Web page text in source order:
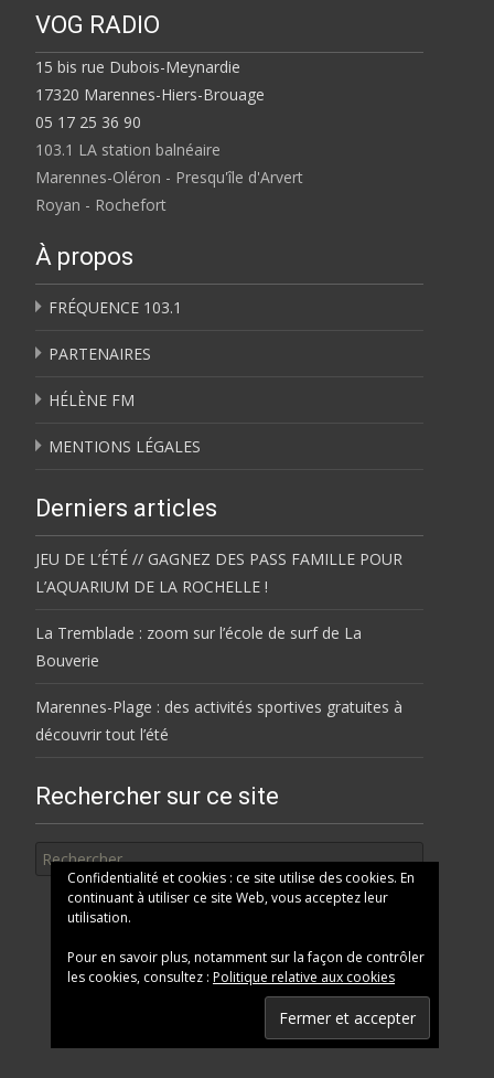
VOG RADIO
15 bis rue Dubois-Meynardie
17320 Marennes-Hiers-Brouage
05 17 25 36 90
103.1 LA station balnéaire
Marennes-Oléron - Presqu'île d'Arvert
Royan - Rochefort
À propos
FRÉQUENCE 103.1
PARTENAIRES
HÉLÈNE FM
MENTIONS LÉGALES
Derniers articles
JEU DE L’ÉTÉ // GAGNEZ DES PASS FAMILLE POUR
L’AQUARIUM DE LA ROCHELLE !
La Tremblade : zoom sur l’école de surf de La
Bouverie
Marennes-Plage : des activités sportives gratuites à
découvrir tout l’été
Rechercher sur ce site
Confidentialité et cookies : ce site utilise des cookies. En
continuant à utiliser ce site Web, vous acceptez leur
utilisation.
Pour en savoir plus, notamment sur la façon de contrôler
les cookies, consultez : Politique relative aux cookies